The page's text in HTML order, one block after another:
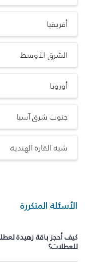
أفريقيا
الشرق الأوسط
أوروبا
جنوب شرق آسيا
شبه القارة الهندية
الأسئلة المتكررة
كيف أحجز باقة زهيدة
للعطلات؟